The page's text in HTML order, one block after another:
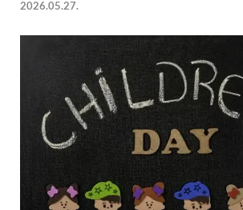
2026.05.27.